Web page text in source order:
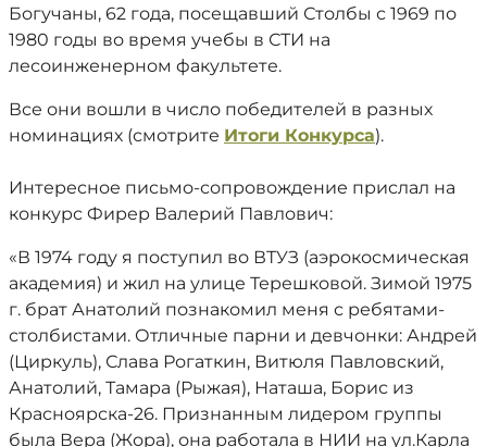
Богучаны, 62 года, посещавший Столбы с 1969 по
1980 годы во время учебы в СТИ на
лесоинженерном факультете.
Все они вошли в число победителей в разных
номинациях (смотрите Итоги Конкурса).
Интересное письмо-сопровождение прислал на
конкурс Фирер Валерий Павлович:
«В 1974 году я поступил во ВТУЗ (аэрокосмическая
академия) и жил на улице Терешковой. Зимой 1975
г. брат Анатолий познакомил меня с ребятами-
столбистами. Отличные парни и девчонки: Андрей
(Циркуль), Слава Рогаткин, Витюля Павловский,
Анатолий, Тамара (Рыжая), Наташа, Борис из
Красноярска-26. Признанным лидером группы
была Вера (Жора), она работала в НИИ на ул.Карла